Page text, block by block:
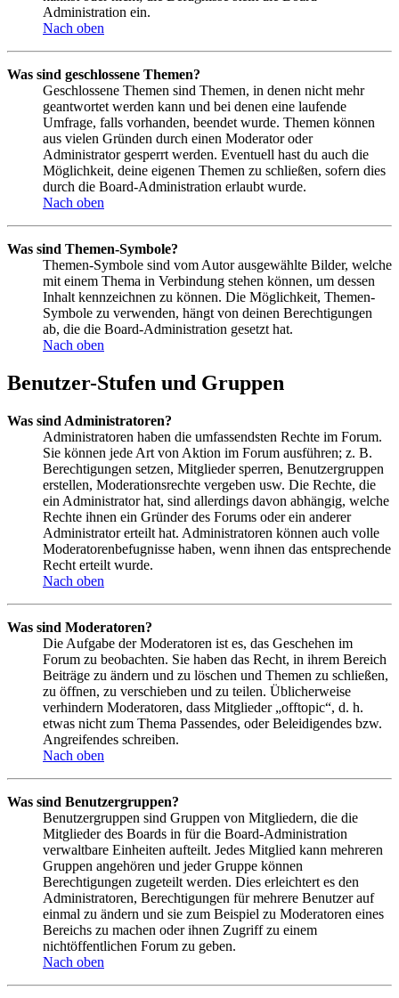
Administration ein.
Nach oben
Was sind geschlossene Themen?
Geschlossene Themen sind Themen, in denen nicht mehr
geantwortet werden kann und bei denen eine laufende
Umfrage, falls vorhanden, beendet wurde. Themen können
aus vielen Gründen durch einen Moderator oder
Administrator gesperrt werden. Eventuell hast du auch die
Möglichkeit, deine eigenen Themen zu schließen, sofern dies
durch die Board-Administration erlaubt wurde.
Nach oben
Was sind Themen-Symbole?
Themen-Symbole sind vom Autor ausgewählte Bilder, welche
mit einem Thema in Verbindung stehen können, um dessen
Inhalt kennzeichnen zu können. Die Möglichkeit, Themen-
Symbole zu verwenden, hängt von deinen Berechtigungen
ab, die die Board-Administration gesetzt hat.
Nach oben
Benutzer-Stufen und Gruppen
Was sind Administratoren?
Administratoren haben die umfassendsten Rechte im Forum.
Sie können jede Art von Aktion im Forum ausführen; z. B.
Berechtigungen setzen, Mitglieder sperren, Benutzergruppen
erstellen, Moderationsrechte vergeben usw. Die Rechte, die
ein Administrator hat, sind allerdings davon abhängig, welche
Rechte ihnen ein Gründer des Forums oder ein anderer
Administrator erteilt hat. Administratoren können auch volle
Moderatorenbefugnisse haben, wenn ihnen das entsprechende
Recht erteilt wurde.
Nach oben
Was sind Moderatoren?
Die Aufgabe der Moderatoren ist es, das Geschehen im
Forum zu beobachten. Sie haben das Recht, in ihrem Bereich
Beiträge zu ändern und zu löschen und Themen zu schließen,
zu öffnen, zu verschieben und zu teilen. Üblicherweise
verhindern Moderatoren, dass Mitglieder „offtopic“, d. h.
etwas nicht zum Thema Passendes, oder Beleidigendes bzw.
Angreifendes schreiben.
Nach oben
Was sind Benutzergruppen?
Benutzergruppen sind Gruppen von Mitgliedern, die die
Mitglieder des Boards in für die Board-Administration
verwaltbare Einheiten aufteilt. Jedes Mitglied kann mehreren
Gruppen angehören und jeder Gruppe können
Berechtigungen zugeteilt werden. Dies erleichtert es den
Administratoren, Berechtigungen für mehrere Benutzer auf
einmal zu ändern und sie zum Beispiel zu Moderatoren eines
Bereichs zu machen oder ihnen Zugriff zu einem
nichtöffentlichen Forum zu geben.
Nach oben